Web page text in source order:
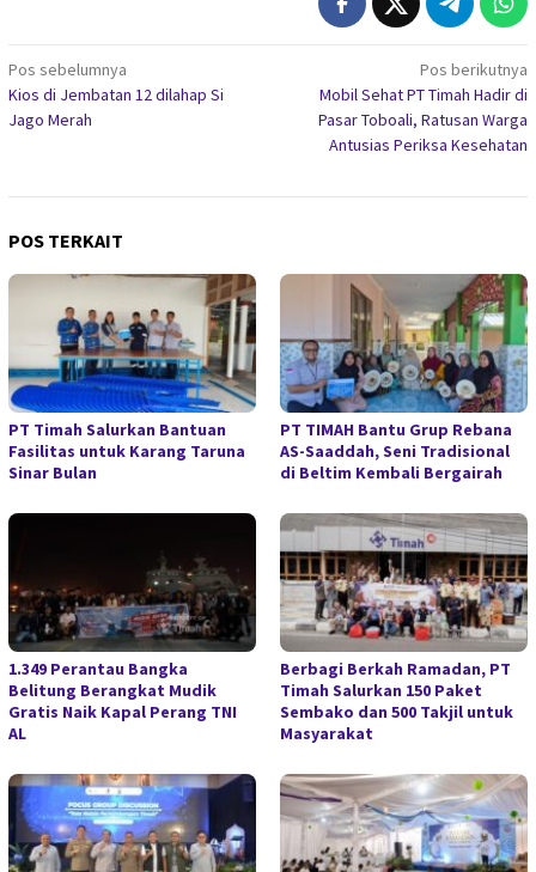
Navigasi
pos
Pos sebelumnya
Kios di Jembatan 12 dilahap Si
Jago Merah
Pos berikutnya
Mobil Sehat PT Timah Hadir di
Pasar Toboali, Ratusan Warga
Antusias Periksa Kesehatan
POS TERKAIT
PT Timah Salurkan Bantuan
Fasilitas untuk Karang Taruna
Sinar Bulan
PT TIMAH Bantu Grup Rebana
AS-Saaddah, Seni Tradisional
di Beltim Kembali Bergairah
1.349 Perantau Bangka
Belitung Berangkat Mudik
Gratis Naik Kapal Perang TNI
AL
Berbagi Berkah Ramadan, PT
Timah Salurkan 150 Paket
Sembako dan 500 Takjil untuk
Masyarakat